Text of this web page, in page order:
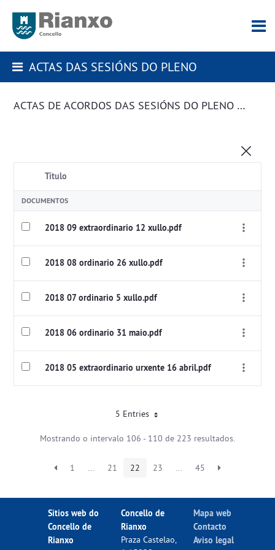
ACTAS DAS SESIÓNS DO PLENO
ACTAS DE ACORDOS DAS SESIÓNS DO PLENO DA CORPORACIÓN
Título
DOCUMENTOS
2018 09 extraordinario 12 xullo.pdf
2018 08 ordinario 26 xullo.pdf
2018 07 ordinario 5 xullo.pdf
2018 06 ordinario 31 maio.pdf
2018 05 extraordinario urxente 16 abril.pdf
5 Entries
Mostrando o intervalo 106 - 110 de 223 resultados.
1 ... 21 22 23 ... 45
Sitios web do
Concello de
Rianxo
Concello de
Rianxo
Praza Castelao,
Mapa web
Contacto
Aviso legal